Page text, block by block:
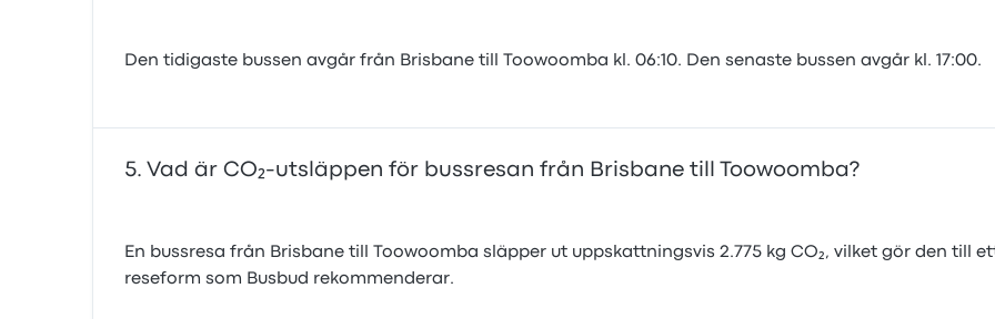
Den tidigaste bussen avgår från Brisbane till Toowoomba kl. 06:10. Den senaste bussen avgår kl. 17:00.
Vad är CO₂-utsläppen för bussresan från Brisbane till Toowoomba?
En bussresa från Brisbane till Toowoomba släpper ut uppskattningsvis 2.775 kg CO₂, vilket gör den till
reseform som Busbud rekommenderar.